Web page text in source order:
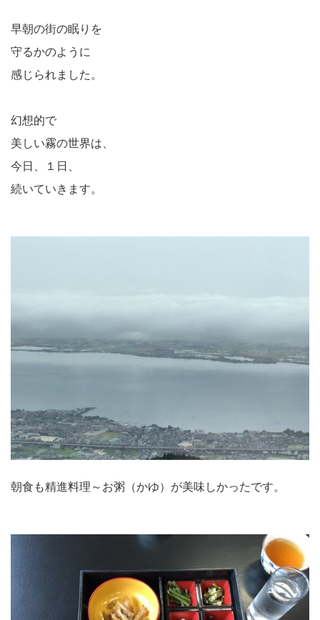
早朝の街の眠りを
守るかのように
感じられました。
幻想的で
美しい霧の世界は、
今日、１日、
続いていきます。
朝食も精進料理～お粥（かゆ）が美味しかったです。